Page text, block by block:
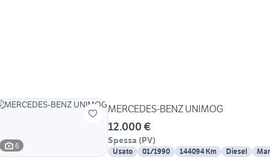
6
MERCEDES-BENZ UNIMOG
12.000 €
Spessa (PV)
Usato 01/1990 144094 Km Diesel